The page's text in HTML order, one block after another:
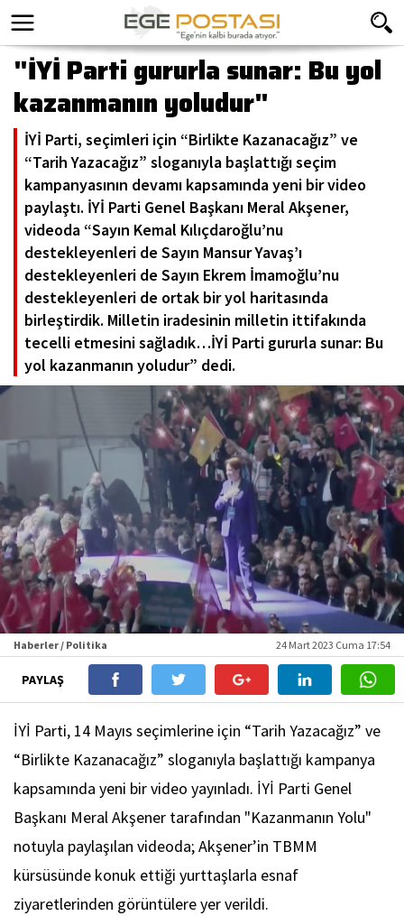
"İYİ Parti gururla sunar: Bu yol
kazanmanın yoludur"
İYİ Parti, seçimleri için “Birlikte Kazanacağız” ve
“Tarih Yazacağız” sloganıyla başlattığı seçim
kampanyasının devamı kapsamında yeni bir video
paylaştı. İYİ Parti Genel Başkanı Meral Akşener,
videoda “Sayın Kemal Kılıçdaroğlu’nu
destekleyenleri de Sayın Mansur Yavaş’ı
destekleyenleri de Sayın Ekrem İmamoğlu’nu
destekleyenleri de ortak bir yol haritasında
birleştirdik. Milletin iradesinin milletin ittifakında
tecelli etmesini sağladık…İYİ Parti gururla sunar: Bu
yol kazanmanın yoludur” dedi.
Haberler / Politika 24 Mart 2023 Cuma 17:54
PAYLAŞ
İYİ Parti, 14 Mayıs seçimlerine için “Tarih Yazacağız” ve
“Birlikte Kazanacağız” sloganıyla başlattığı kampanya
kapsamında yeni bir video yayınladı. İYİ Parti Genel
Başkanı Meral Akşener tarafından "Kazanmanın Yolu"
notuyla paylaşılan videoda; Akşener’in TBMM
kürsüsünde konuk ettiği yurttaşlarla esnaf
ziyaretlerinden görüntülere yer verildi.